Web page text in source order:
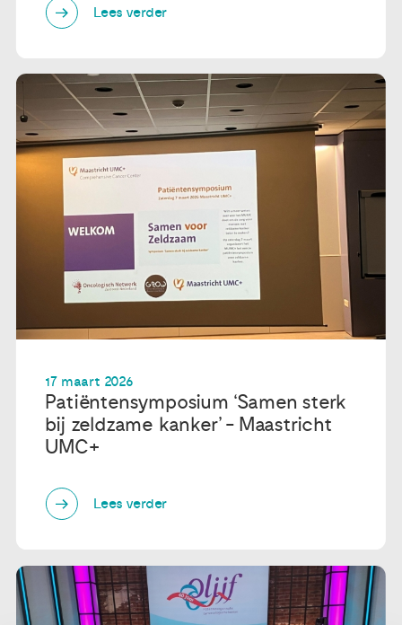
Lees verder
17 maart 2026
Patiëntensymposium ‘Samen sterk
bij zeldzame kanker’ - Maastricht
UMC+
Lees verder